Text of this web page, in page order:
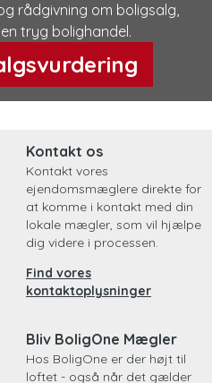
rådgivning om boligsalg,
tryg bolighandel.
Kontakt os
Kontakt vores
ejendomsmæglere direkte for
at komme i kontakt med din
lokale mægler, som vil hjælpe
dig videre i processen.
Find vores
kontaktoplysninger
Bliv BoligOne Mægler
Hos BoligOne er der højt til
loftet - også når det gælder